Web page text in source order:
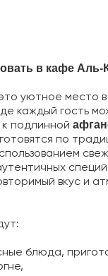
в кафе Аль-
уютное место
каждый гость
к подлинной
по
вкус и
блюда,